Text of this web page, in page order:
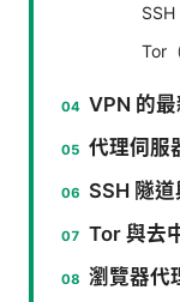
Tor
VPN 的
代理伺服
SSH 隧
Tor 與去
瀏覽器代